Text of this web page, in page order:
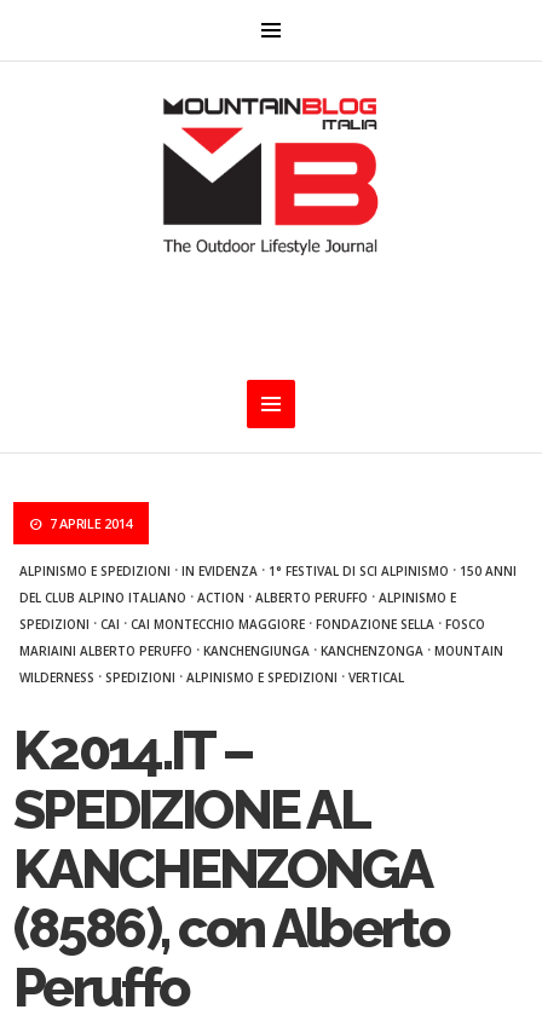
7 APRILE 2014
ALPINISMO E SPEDIZIONI ·IN EVIDENZA · 1° FESTIVAL DI SCI ALPINISMO · 150 ANNI
DEL CLUB ALPINO ITALIANO ·ACTION ·ALBERTO PERUFFO ·ALPINISMO E
SPEDIZIONI ·CAI ·CAI MONTECCHIO MAGGIORE ·FONDAZIONE SELLA ·FOSCO
MARIAINI ALBERTO PERUFFO ·KANCHENGIUNGA ·KANCHENZONGA ·MOUNTAIN
WILDERNESS ·SPEDIZIONI ·ALPINISMO E SPEDIZIONI ·VERTICAL
K2014.IT –
SPEDIZIONE AL
KANCHENZONGA
(8586), con Alberto
Peruffo